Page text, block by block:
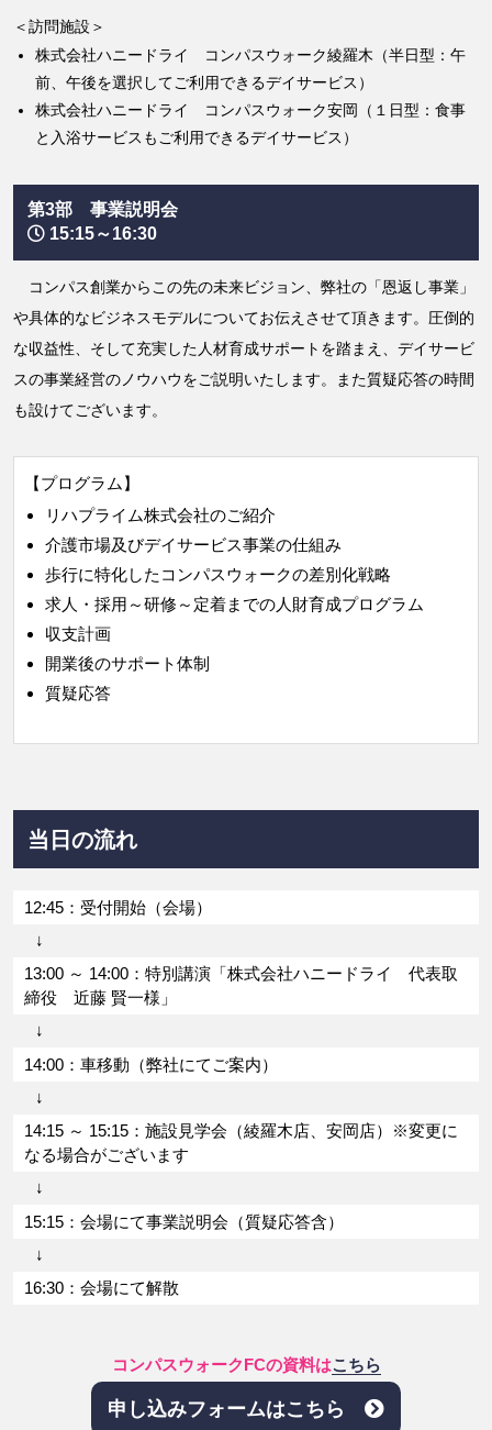
＜訪問施設＞
株式会社ハニードライ コンパスウォーク綾羅木（半日型：午
前、午後を選択してご利用できるデイサービス）
株式会社ハニードライ コンパスウォーク安岡（１日型：食事
と入浴サービスもご利用できるデイサービス）
第3部 事業説明会
15:15～16:30
コンパス創業からこの先の未来ビジョン、弊社の「恩返し事業」
や具体的なビジネスモデルについてお伝えさせて頂きます。圧倒的
な収益性、そして充実した人材育成サポートを踏まえ、デイサービ
スの事業経営のノウハウをご説明いたします。また質疑応答の時間
も設けてございます。
【プログラム】
リハプライム株式会社のご紹介
介護市場及びデイサービス事業の仕組み
歩行に特化したコンパスウォークの差別化戦略
求人・採用～研修～定着までの人財育成プログラム
収支計画
開業後のサポート体制
質疑応答
当日の流れ
12:45：受付開始（会場）
↓
13:00 ～ 14:00：特別講演「株式会社ハニードライ 代表取
締役 近藤 賢一様」
↓
14:00：車移動（弊社にてご案内）
↓
14:15 ～ 15:15：施設見学会（綾羅木店、安岡店）※変更に
なる場合がございます
↓
15:15：会場にて事業説明会（質疑応答含）
↓
16:30：会場にて解散
コンパスウォークFCの資料はこちら
申し込みフォームはこちら